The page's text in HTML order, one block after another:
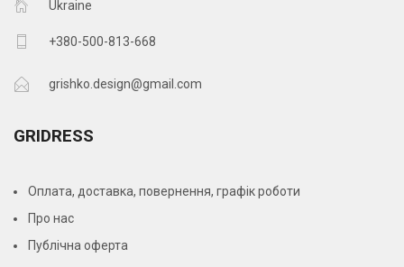
Ukraine
+380-500-813-668
grishko.design@gmail.com
GRIDRESS
Оплата, доставка, повернення, графік роботи
Про нас
Публічна оферта